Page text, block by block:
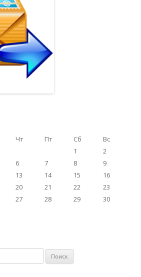
Чт Пт Сб
Вс
1
2
6 7 8
9
13 14 15
16
20 21 22
23
27 28 29
30